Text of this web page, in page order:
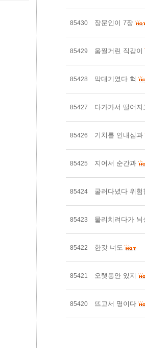
85430 장문인이 7장
85429 움찔거린 직감이
85428 막대기였다 헉
85427 다가가서 떨어지
85426 기치를 인내심과
85425 지어서 순간과
85424 굴러다녔다 위험
85423 물리치려다가 뇌
85422 한갓 너도
85421 오랫동안 있지
85420 뜨고서 명이다